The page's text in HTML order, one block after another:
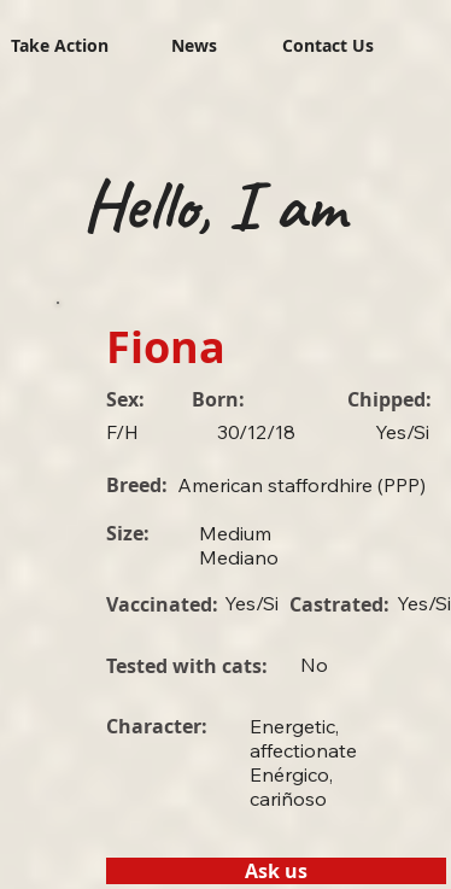
Take Action News Contact Us
Fiona
Sex: Born: Chipped:
F/H 30/12/18 Yes/Si
Breed: American staffordhire (PPP)
Size:
Medium
Mediano
Vaccinated: Yes/Si Castrated: Yes/Si
Tested with cats: No
Character:
Energetic,
affectionate
Enérgico,
cariñoso
Ask us
Hello, I am